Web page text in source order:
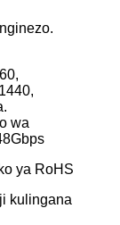
wa
ya RoHS
kulingana